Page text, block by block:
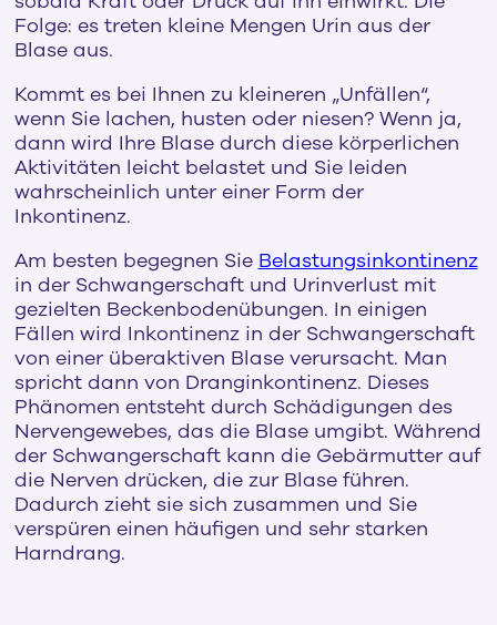
Folge: es treten kleine Mengen Urin aus der
Blase aus.
Kommt es bei Ihnen zu kleineren „Unfällen“,
wenn Sie lachen, husten oder niesen? Wenn ja,
dann wird Ihre Blase durch diese körperlichen
Aktivitäten leicht belastet und Sie leiden
wahrscheinlich unter einer Form der
Inkontinenz.
Am besten begegnen Sie Belastungsinkontinenz
in der Schwangerschaft und Urinverlust mit
gezielten Beckenbodenübungen. In einigen
Fällen wird Inkontinenz in der Schwangerschaft
von einer überaktiven Blase verursacht. Man
spricht dann von Dranginkontinenz. Dieses
Phänomen entsteht durch Schädigungen des
Nervengewebes, das die Blase umgibt. Während
der Schwangerschaft kann die Gebärmutter auf
die Nerven drücken, die zur Blase führen.
Dadurch zieht sie sich zusammen und Sie
verspüren einen häufigen und sehr starken
Harndrang.